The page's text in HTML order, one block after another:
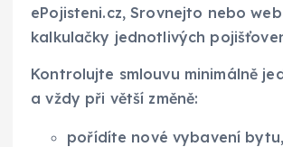
ePojisteni.cz, Srovnejto nebo
kalkulačky jednotlivých
Kontrolujte smlouvu minimálně
a vždy při větší změně:
pořídíte nové vybavení bytu,